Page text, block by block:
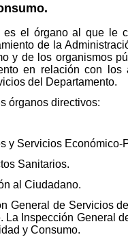
el órgano al que le
de la
y de los organismos
en relación con
del Departamento.
órganos directivos:
y Servicios Económico-
Sanitarios.
al Ciudadano.
General de Servicios
La Inspección General
y Consumo.